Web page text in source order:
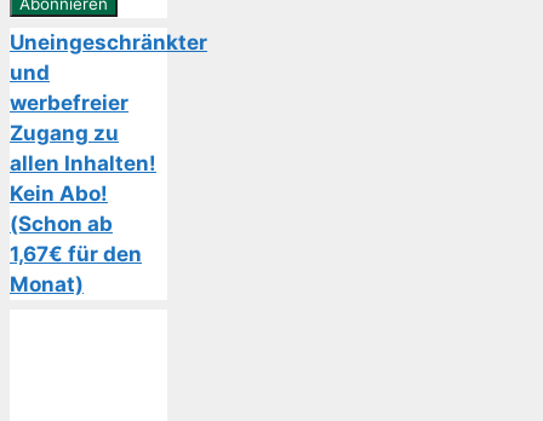
Uneingeschränkter
und
werbefreier
Zugang zu
allen Inhalten!
Kein Abo!
(Schon ab
1,67€ für den
Monat)